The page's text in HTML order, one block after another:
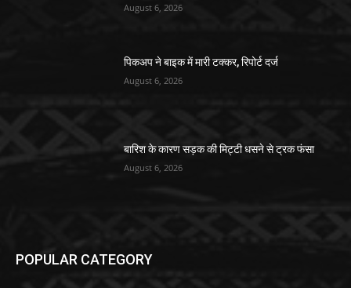
August 6, 2026
पिकअप ने बाइक में मारी टक्कर, रिपोर्ट दर्ज
August 6, 2026
बारिश के कारण सड़क की मिट्टी धसने से ट्रक फंसा
August 6, 2026
POPULAR CATEGORY